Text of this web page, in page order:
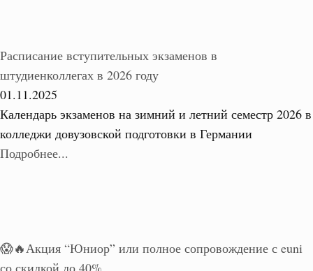
Расписание вступительных экзаменов в
штудиенколлегах в 2026 году
01.11.2025
Календарь экзаменов на зимний и летний семестр 2026 в
колледжи довузовской подготовки в Германии
Подробнее...
😱🔥Акция “Юниор” или полное сопровождение с euni
со скидкой до 40%